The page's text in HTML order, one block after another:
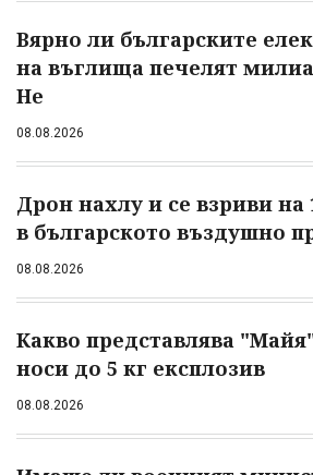
Вярно ли българските
на въглища печелят
Не
08.08.2026
Дрон нахлу и се взриви на
в българското въздушно
08.08.2026
Какво представлява
носи до 5 кг експлозив
08.08.2026